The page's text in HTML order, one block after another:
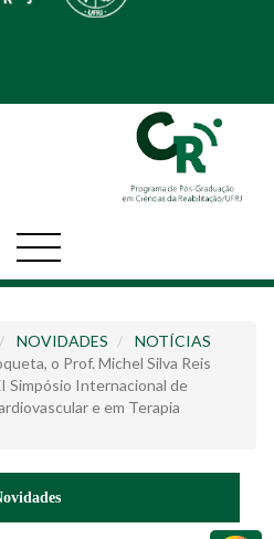
NOVIDADES
NOTÍCIAS
o Prof. Michel Silva Reis
Simpósio Internacional de
e em Terapia